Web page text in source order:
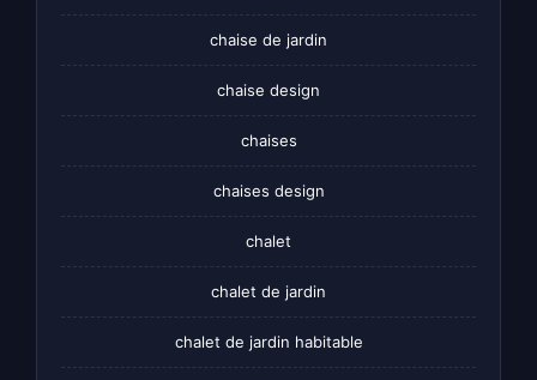
chaise de jardin
chaise design
chaises
chaises design
chalet
chalet de jardin
chalet de jardin habitable